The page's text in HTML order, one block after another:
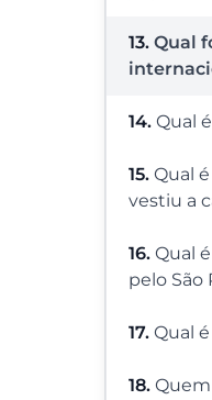
13. Qual
14. Qual
15. Qual
vestiu a
16. Qual
pelo São
17. Qual
18.